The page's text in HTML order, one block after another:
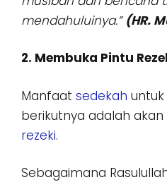
mendahuluinya.” (HR.
2. Membuka Pintu
Manfaat sedekah
berikutnya adalah
rezeki.
Sebagaimana